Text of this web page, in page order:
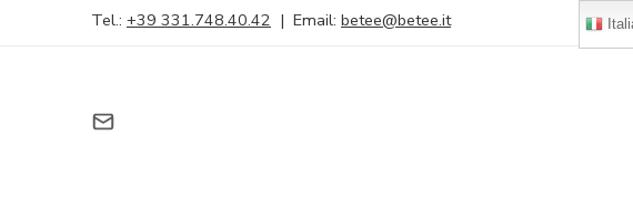
Tel.: +39 331.748.40.42 | Email: betee@betee.it